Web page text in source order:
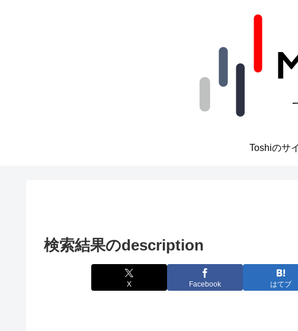
Toshiのサ
検索結果のdescription
X Facebook はてブ